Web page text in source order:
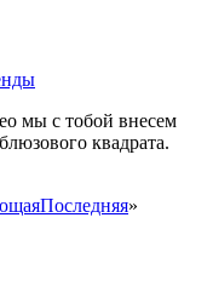
мы с тобой внесем
квадрата.
Последняя»